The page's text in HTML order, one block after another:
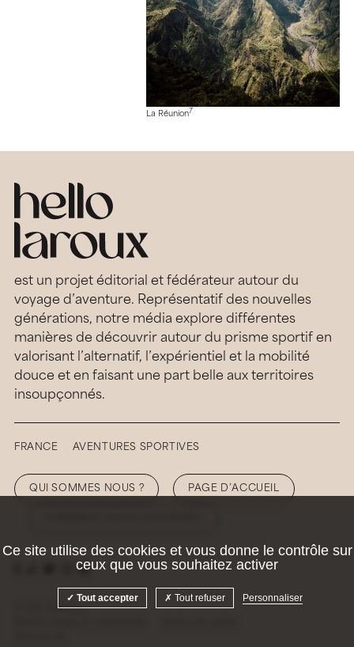
La Réunion7
est un projet éditorial et fédérateur autour du
voyage d’aventure. Représentatif des nouvelles
générations, notre média explore différentes
manières de découvrir autour du prisme sportif en
valorisant l’alternatif, l’expérientiel et la mobilité
douce et en faisant une part belle aux territoires
insoupçonnés.
FRANCE AVENTURES SPORTIVES
QUI SOMMES NOUS ? PAGE D’ACCUEIL
© 2026 Hellolaroux
Ce site utilise des cookies et vous donne le contrôle sur
ceux que vous souhaitez activer
Tout accepter Tout refuser Personnaliser